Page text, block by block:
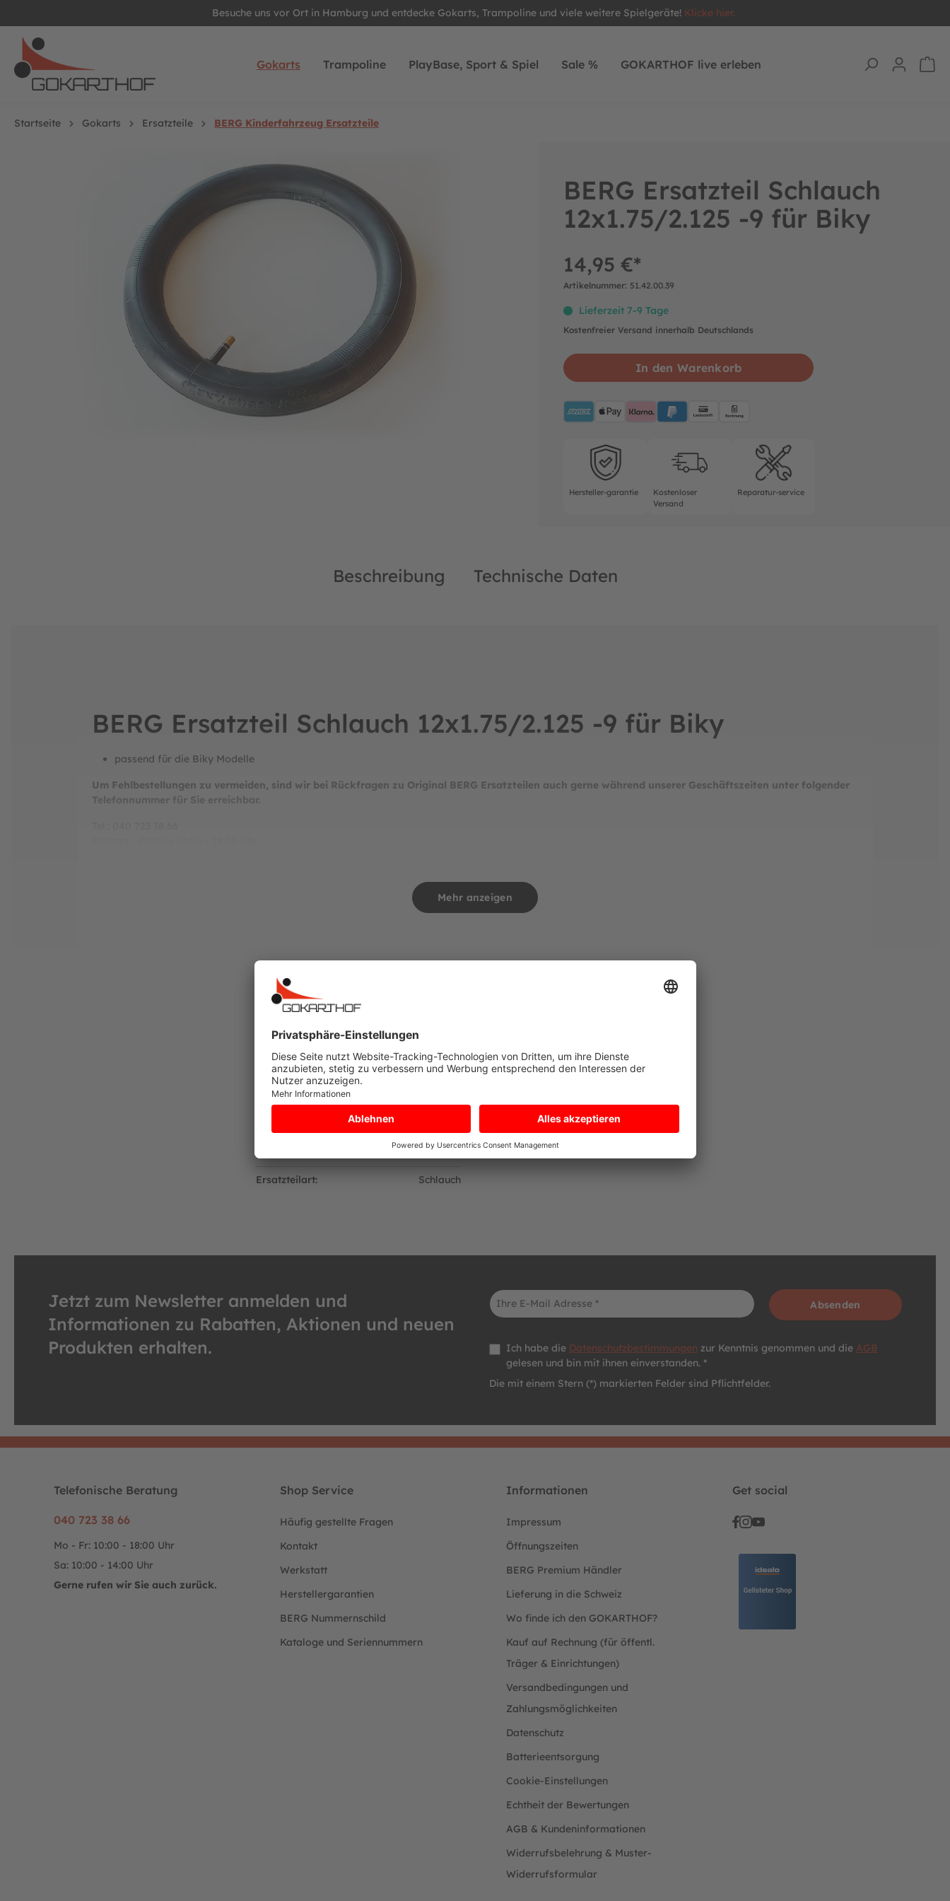
Besuche uns vor Ort in Hamburg und entdecke Gokarts, Trampoline und viele weitere Spielgeräte! Klicke hier.
Gokarts Trampoline PlayBase, Sport & Spiel Sale % GOKARTHOF live erleben
Startseite Gokarts Ersatzteile
BERG Kinderfahrzeug Ersatzteile
BERG Ersatzteil Schlauch
12x1.75/2.125 -9 für Biky
14,95 €*
Artikelnummer: 51.42.00.39
Lieferzeit 7-9 Tage
Kostenfreier Versand innerhalb Deutschlands
In den Warenkorb
ApplePayKlarna PayPalBlueLastschrift
Hersteller-garantie
Hersteller-garantie
Kostenloser Versand
Kostenloser
Versand
Reparatur-service
Reparatur-service
Beschreibung Technische Daten
BERG Ersatzteil Schlauch 12x1.75/2.125 -9 für Biky
passend für die Biky Modelle
Um Fehlbestellungen zu vermeiden, sind wir bei Rückfragen zu Original BERG Ersatzteilen auch gerne während unserer Geschäftszeiten unter folgender
Telefonnummer für Sie erreichbar.
Niederländische USt ID: NL806218290B01
Nummer der niederländischen Handelskammer: 09094642
Mehr anzeigen
Sonstiges
Eine Paketsendung
DHL Paketdienst
Ersatzteilart: Schlauch
Technische Daten
Artikelgewicht:
Jetzt zum Newsletter anmelden und
Informationen zu Rabatten, Aktionen und neuen
Produkten erhalten.
E-Mail-Adresse*
Absenden
Datenschutz *
Ich habe die Datenschutzbestimmungen zur Kenntnis genommen und die AGB
gelesen und bin mit ihnen einverstanden. *
Die mit einem Stern (*) markierten Felder sind Pflichtfelder.
Telefonische Beratung
040 723 38 66
Mo - Fr: 10:00 - 18:00 Uhr
Sa: 10:00 - 14:00 Uhr
Gerne rufen wir Sie auch zurück.
Shop Service
Häufig gestellte Fragen
Kontakt
Werkstatt
Herstellergarantien
BERG Nummernschild
Kataloge und Seriennummern
Informationen
Impressum
Öffnungszeiten
BERG Premium Händler
Lieferung in die Schweiz
Wo finde ich den GOKARTHOF?
Kauf auf Rechnung (für öffentl.
Träger & Einrichtungen)
Versandbedingungen und
Zahlungsmöglichkeiten
Datenschutz
Batterieentsorgung
Cookie-Einstellungen
Echtheit der Bewertungen
AGB & Kundeninformationen
Widerrufsbelehrung & Muster-
Widerrufsformular
Get social